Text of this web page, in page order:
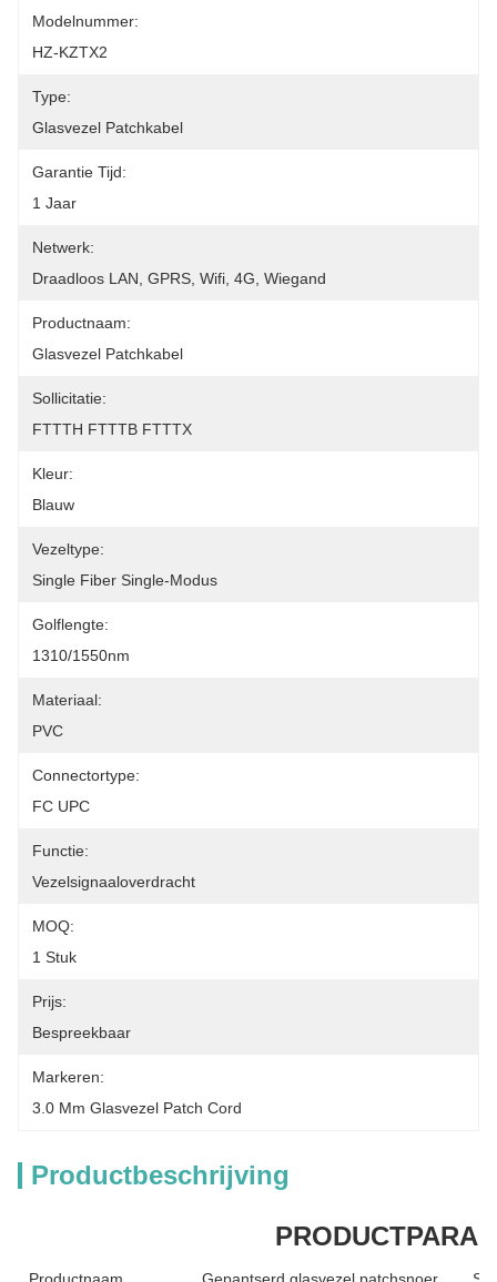
Modelnummer:
HZ-KZTX2
Type:
Glasvezel Patchkabel
Garantie Tijd:
1 Jaar
Netwerk:
Draadloos LAN, GPRS, Wifi, 4G, Wiegand
Productnaam:
Glasvezel Patchkabel
Sollicitatie:
FTTTH FTTTB FTTTX
Kleur:
Blauw
Vezeltype:
Single Fiber Single-Modus
Golflengte:
1310/1550nm
Materiaal:
PVC
Connectortype:
FC UPC
Functie:
Vezelsignaaloverdracht
MOQ:
1 Stuk
Prijs:
Bespreekbaar
Markeren:
3.0 Mm Glasvezel Patch Cord
Productbeschrijving